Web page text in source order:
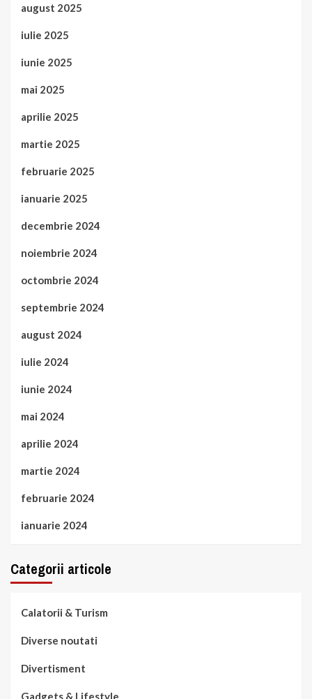
august 2025
iulie 2025
iunie 2025
mai 2025
aprilie 2025
martie 2025
februarie 2025
ianuarie 2025
decembrie 2024
noiembrie 2024
octombrie 2024
septembrie 2024
august 2024
iulie 2024
iunie 2024
mai 2024
aprilie 2024
martie 2024
februarie 2024
ianuarie 2024
Categorii articole
Calatorii & Turism
Diverse noutati
Divertisment
Gadgets & Lifestyle